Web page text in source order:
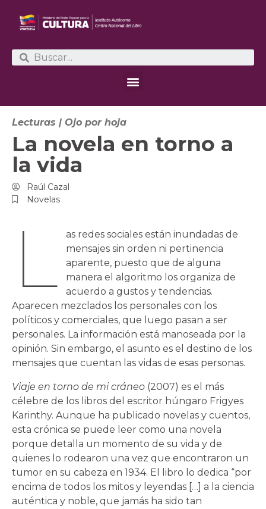
Lecturas | Ojo por hoja
La novela en torno a
la vida
Raúl Cazal
Novelas
L
as redes sociales están inundadas de
mensajes sin orden ni pertinencia
aparente, puesto que de alguna
manera el algoritmo los organiza de
acuerdo a gustos y tendencias.
Aparecen mezclados los personales con los
políticos y comerciales, que luego pasan a ser
personales. La información está manoseada por la
opinión. Sin embargo, el asunto es el destino de los
mensajes que cuentan las vidas de esas personas.
Viaje en torno de mi cráneo (2007) es el más
célebre de los libros del escritor húngaro Frigyes
Karinthy. Aunque ha publicado novelas y cuentos,
esta crónica se puede leer como una novela
porque detalla un momento de su vida y de
quienes lo rodearon una vez que encontraron un
tumor en su cabeza en 1934. El libro lo dedica “por
encima de todos los mitos y leyendas […] a la ciencia
auténtica y noble, que jamás ha sido tan